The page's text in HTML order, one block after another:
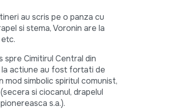
au scris pe o panza cu
si stema, Voronin are la
spre Cimitirul Central din
la actiune au fost fortati de
simbolic spiritul comunist,
si ciocanul, drapelul
s.a.).